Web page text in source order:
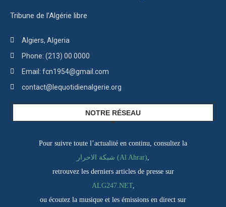
Tribune de l’Algérie libre
Algiers, Algeria
Phone: (213) 00 0000
Email: fcn1954@gmail.com
contact@lequotidienalgerie.org
NOTRE RÉSEAU
Pour suivre toute l’actualité en continu, consultez la
شبكة الاحرار (Al Ahrar),
retrouvez les derniers articles de presse sur
ALG247.NET,
ou écoutez la musique et les émissions en direct sur